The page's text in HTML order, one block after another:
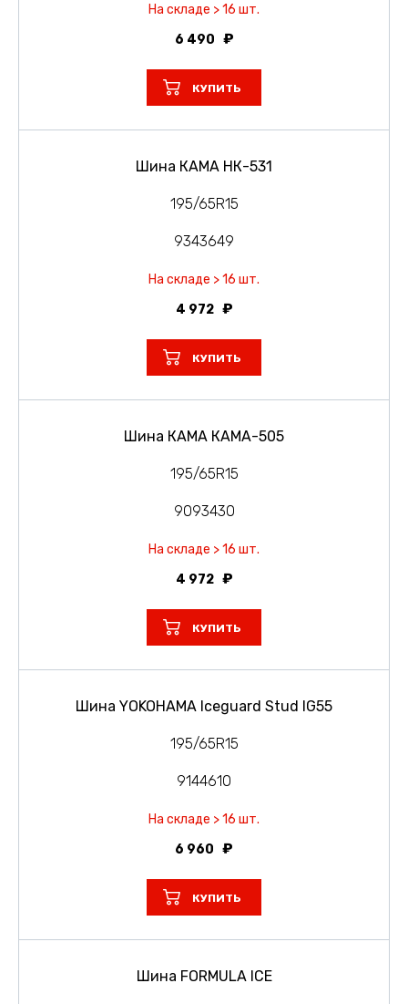
На складе > 16 шт.
6 490
КУПИТЬ
Шина КАМА НК-531
195/65R15
9343649
На складе > 16 шт.
4 972
КУПИТЬ
Шина КАМА КАМА-505
195/65R15
9093430
На складе > 16 шт.
4 972
КУПИТЬ
Шина YOKOHAMA Iceguard Stud IG55
195/65R15
9144610
На складе > 16 шт.
6 960
КУПИТЬ
Шина FORMULA ICE